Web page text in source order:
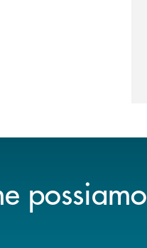
possiamo